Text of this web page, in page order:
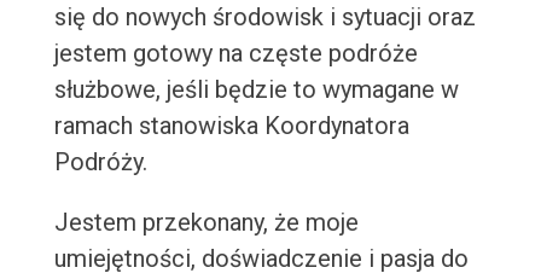
się do nowych środowisk i sytuacji oraz
jestem gotowy na częste podróże
służbowe, jeśli będzie to wymagane w
ramach stanowiska Koordynatora
Podróży.
Jestem przekonany, że moje
umiejętności, doświadczenie i pasja do